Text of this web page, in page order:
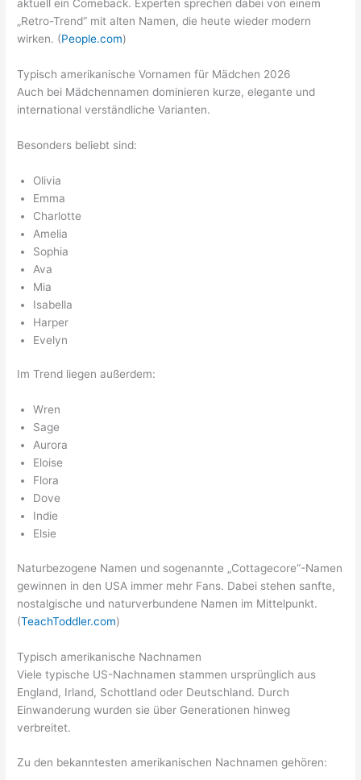
aktuell ein Comeback. Experten sprechen dabei von einem
„Retro-Trend“ mit alten Namen, die heute wieder modern
wirken. (People.com)
Typisch amerikanische Vornamen für Mädchen 2026
Auch bei Mädchennamen dominieren kurze, elegante und
international verständliche Varianten.
Besonders beliebt sind:
Olivia
Emma
Charlotte
Amelia
Sophia
Ava
Mia
Isabella
Harper
Evelyn
Im Trend liegen außerdem:
Wren
Sage
Aurora
Eloise
Flora
Dove
Indie
Elsie
Naturbezogene Namen und sogenannte „Cottagecore“-Namen
gewinnen in den USA immer mehr Fans. Dabei stehen sanfte,
nostalgische und naturverbundene Namen im Mittelpunkt.
(TeachToddler.com)
Typisch amerikanische Nachnamen
Viele typische US-Nachnamen stammen ursprünglich aus
England, Irland, Schottland oder Deutschland. Durch
Einwanderung wurden sie über Generationen hinweg
verbreitet.
Zu den bekanntesten amerikanischen Nachnamen gehören: